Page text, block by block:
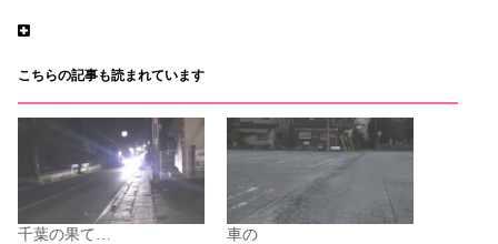
こちらの記事も読まれています
千葉の果て… 車の